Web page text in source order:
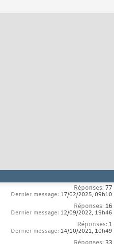
Réponses: 77
Dernier message: 17/02/2025, 09h10
Réponses: 16
Dernier message: 12/09/2022, 19h46
Réponses: 1
Dernier message: 14/10/2021, 10h49